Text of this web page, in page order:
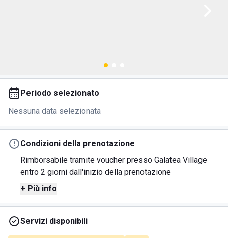
Periodo selezionato
Nessuna data selezionata
Condizioni della prenotazione
Rimborsabile tramite voucher presso Galatea Village
entro 2 giorni dall'inizio della prenotazione
+ Più info
Servizi disponibili